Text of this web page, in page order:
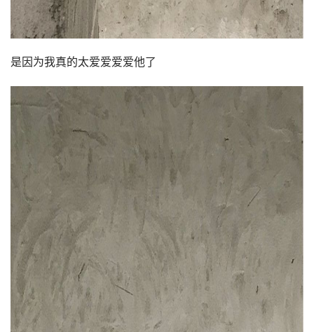
是因为我真的太爱爱爱爱他了